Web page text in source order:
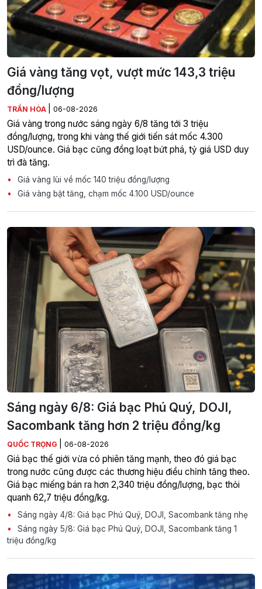
Giá vàng tăng vọt, vượt mức 143,3 triệu
đồng/lượng
TRẦN HÒA 06-08-2026
Giá vàng trong nước sáng ngày 6/8 tăng tới 3 triệu
đồng/lượng, trong khi vàng thế giới tiến sát mốc 4.300
USD/ounce. Giá bạc cũng đồng loạt bứt phá, tỷ giá USD duy
trì đà tăng.
Giá vàng lùi về mốc 140 triệu đồng/lượng
Giá vàng bật tăng, chạm mốc 4.100 USD/ounce
Sáng ngày 6/8: Giá bạc Phú Quý, DOJI,
Sacombank tăng hơn 2 triệu đồng/kg
QUỐC TRỌNG 06-08-2026
Giá bạc thế giới vừa có phiên tăng mạnh, theo đó giá bạc
trong nước cũng được các thương hiệu điều chỉnh tăng theo.
Giá bạc miếng bán ra hơn 2,340 triệu đồng/lượng, bạc thỏi
quanh 62,7 triệu đồng/kg.
Sáng ngày 4/8: Giá bạc Phú Quý, DOJI, Sacombank tăng nhẹ
Sáng ngày 5/8: Giá bạc Phú Quý, DOJI, Sacombank tăng 1
triệu đồng/kg